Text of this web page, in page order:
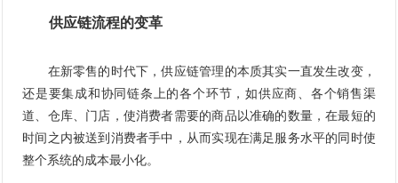
供应链流程的变革
在新零售的时代下，供应链管理的本质其实一直发生改变，
还是要集成和协同链条上的各个环节，如供应商、各个销售渠
道、仓库、门店，使消费者需要的商品以准确的数量，在最短的
时间之内被送到消费者手中，从而实现在满足服务水平的同时使
整个系统的成本最小化。